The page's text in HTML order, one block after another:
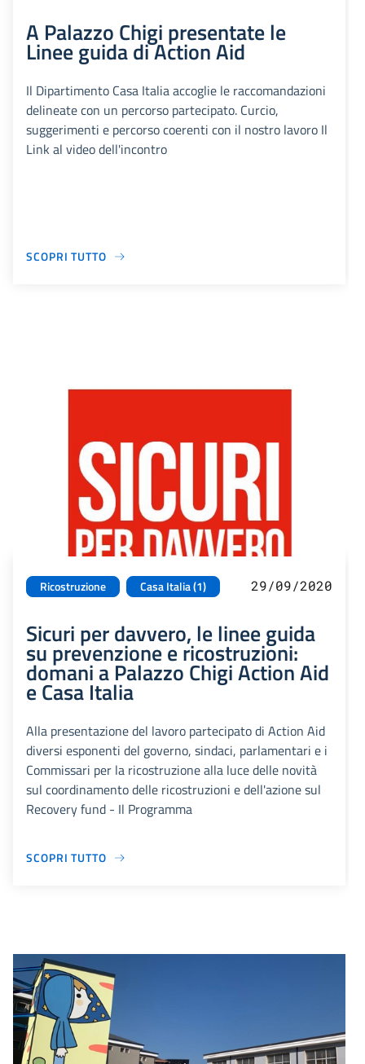
A Palazzo Chigi presentate le
Linee guida di Action Aid
Il Dipartimento Casa Italia accoglie le raccomandazioni
delineate con un percorso partecipato. Curcio,
suggerimenti e percorso coerenti con il nostro lavoro Il
Link al video dell'incontro
SCOPRI TUTTO
Ricostruzione Casa Italia (1) 29/09/2020
Sicuri per davvero, le linee guida
su prevenzione e ricostruzioni:
domani a Palazzo Chigi Action Aid
e Casa Italia
Alla presentazione del lavoro partecipato di Action Aid
diversi esponenti del governo, sindaci, parlamentari e i
Commissari per la ricostruzione alla luce delle novità
sul coordinamento delle ricostruzioni e dell'azione sul
Recovery fund - Il Programma
SCOPRI TUTTO